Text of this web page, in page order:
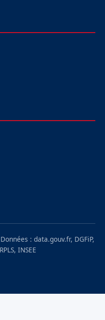
: data.gouv.fr, DGFiP,
INSEE